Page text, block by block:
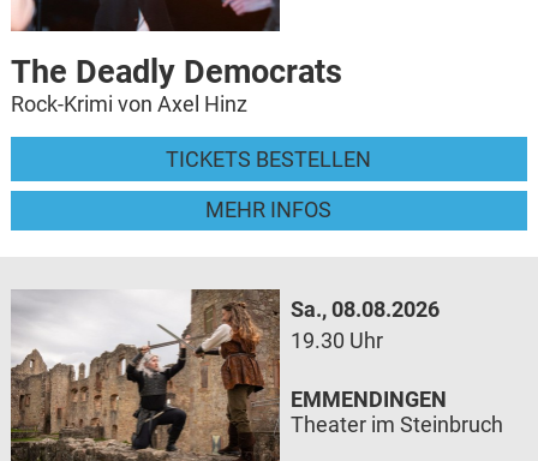
The Deadly Democrats
Rock-Krimi von Axel Hinz
TICKETS BESTELLEN
MEHR INFOS
Sa., 08.08.2026
19.30 Uhr
EMMENDINGEN
Theater im Steinbruch